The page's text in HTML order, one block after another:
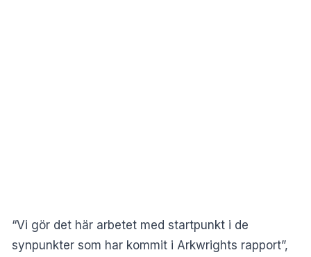
“Vi gör det här arbetet med startpunkt i de
synpunkter som har kommit i Arkwrights rapport”,